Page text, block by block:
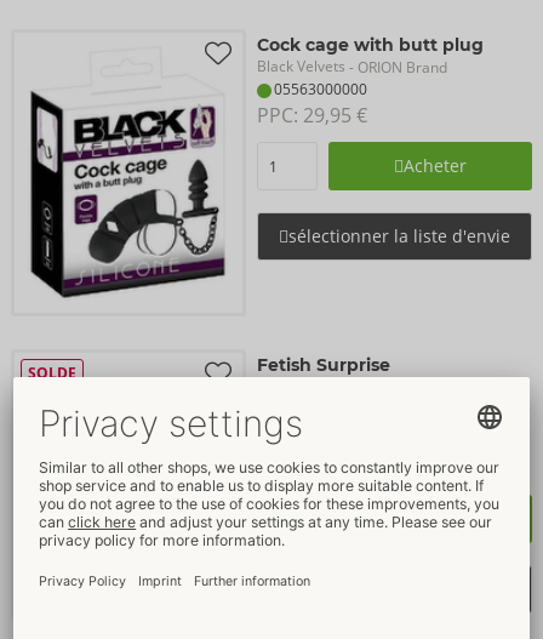
Cock cage with butt plug
Black Velvets - ORION Brand
05563000000
PPC: 29,95 €
Acheter
sélectionner la liste d'envie
SOLDE Fetish Surprise
Fins de séries
24200589001
PPC: 10,00 €
Acheter
sélectionner la liste d'envie